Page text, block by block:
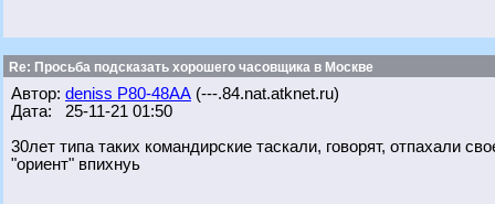
Re: Просьба подсказать хорошего часовщика в Москве
Автор: deniss Р80-48АА (---.84.nat.atknet.ru)
Дата: 25-11-21 01:50
30лет типа таких командирские таскали, говорят, отпахали
"ориент" впихнуь